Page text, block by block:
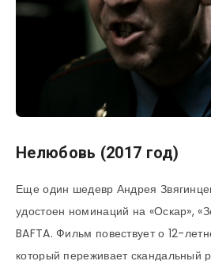
Нелюбовь (2017 год)
Еще один шедевр Андрея
удостоен номинаций на «Оскар»,
BAFTA. Фильм повествует о 12-
который переживает скандальный